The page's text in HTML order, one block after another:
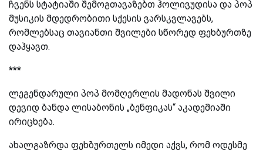
ჩვენს სტატიაში შემოგთავაზებთ ჰოლივუდისა და პოპ
მუსიკის მდედრობითი სქესის ვარსკვლავებს,
რომლებსაც თავიანთი შვილები სწორედ ფეხბურთზე
დაჰყავთ.
***
ლეგენდარული პოპ მომღერლის მადონას შვილი
დევიდ ბანდა ლისაბონის „ბენფიკას“ აკადემიაში
ირიცხება.
ახალგაზრდა ფეხბურთელს იმედი აქვს, რომ ოდესმე